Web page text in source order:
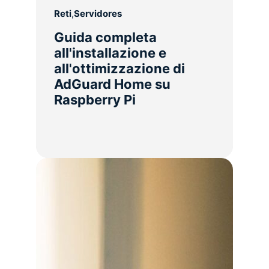
Reti,Servidores
Guida completa
all'installazione e
all'ottimizzazione di
AdGuard Home su
Raspberry Pi